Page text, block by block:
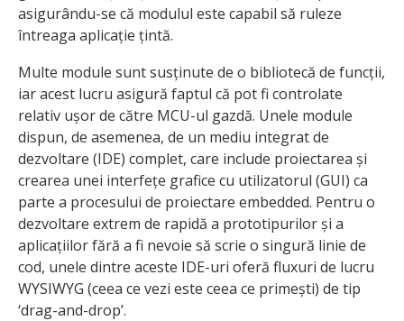
asigurându-se că modulul este capabil să ruleze
întreaga aplicație țintă.
Multe module sunt susținute de o bibliotecă de funcții,
iar acest lucru asigură faptul că pot fi controlate
relativ ușor de către MCU-ul gazdă. Unele module
dispun, de asemenea, de un mediu integrat de
dezvoltare (IDE) complet, care include proiectarea și
crearea unei interfețe grafice cu utilizatorul (GUI) ca
parte a procesului de proiectare embedded. Pentru o
dezvoltare extrem de rapidă a prototipurilor și a
aplicațiilor fără a fi nevoie să scrie o singură linie de
cod, unele dintre aceste IDE-uri oferă fluxuri de lucru
WYSIWYG (ceea ce vezi este ceea ce primești) de tip
‘drag-and-drop’.